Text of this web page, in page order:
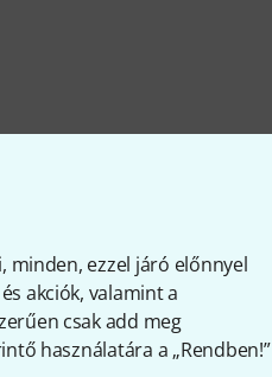
minden, ezzel járó előnnyel
akciók, valamint a
csak add meg
használatára a „Rendben!”